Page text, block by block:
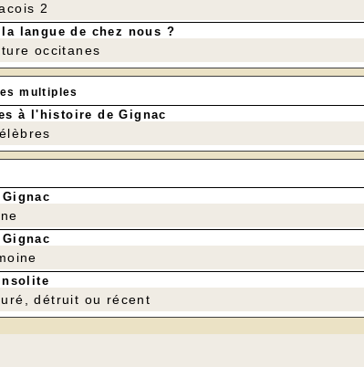
Digestif
Vin rouge de Cahors et rosé des
OUVERT À TOUS, VENEZ
2
langue de chez nous ?
occitanes
multiples
à l'histoire de Gignac
détruit ou récent